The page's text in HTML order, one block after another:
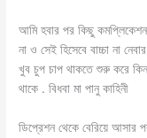
আমি হবার পর কিছু কমপ্লিকেশন
না ও সেই হিসেবে বাচ্চা না
খুব চুপ চাপ থাকতে শুরু করে
থাকে . বিধবা মা পানু কাহিনী
ডিপ্রেশন থেকে বেরিয়ে আসার